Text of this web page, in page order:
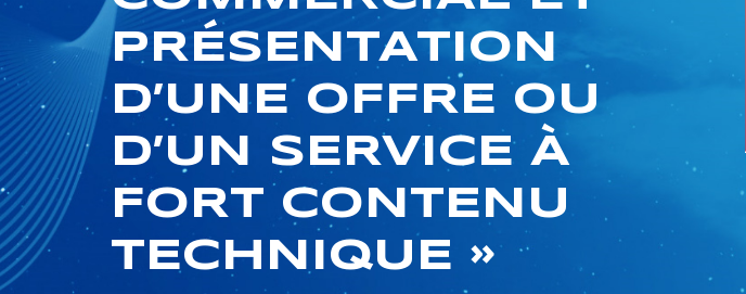
PRÉSENTATION
D’UNE OFFRE OU
D’UN SERVICE À
FORT CONTENU
TECHNIQUE »